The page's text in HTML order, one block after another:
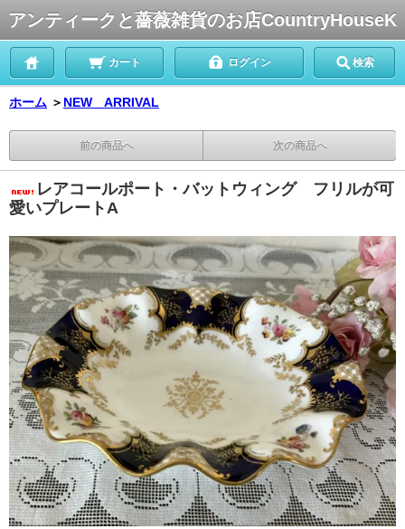
アンティークと薔薇雑貨のお店CountryHouseK
カート ログイン 検索
ホーム ＞ NEW ARRIVAL
前の商品へ 次の商品へ
レアコールポート・バットウィング フリルが可
愛いプレートA